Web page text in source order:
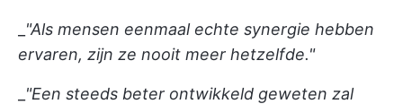
"Als mensen eenmaal echte synergie hebben
ervaren, zijn ze nooit meer hetzelfde."
"Een steeds beter ontwikkeld geweten zal